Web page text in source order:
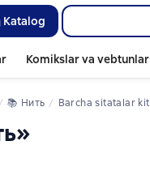
Katalog
Komikslar va vebtunlar
📚 Нить Barcha sitatalar kitoblardan